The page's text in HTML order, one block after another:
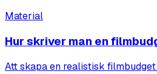
Material
Hur skriver man en
Att skapa en realistisk